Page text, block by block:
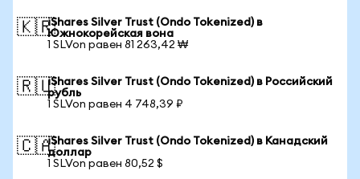
🇰🇷iShares Silver Trust (Ondo Tokenized) в
Южнокорейская вона
1 SLVon равен 81 263,42 ₩
🇷🇺iShares Silver Trust (Ondo Tokenized) в Российский
рубль
1 SLVon равен 4 748,39 ₽
🇨🇦iShares Silver Trust (Ondo Tokenized) в Канадский
доллар
1 SLVon равен 80,52 $